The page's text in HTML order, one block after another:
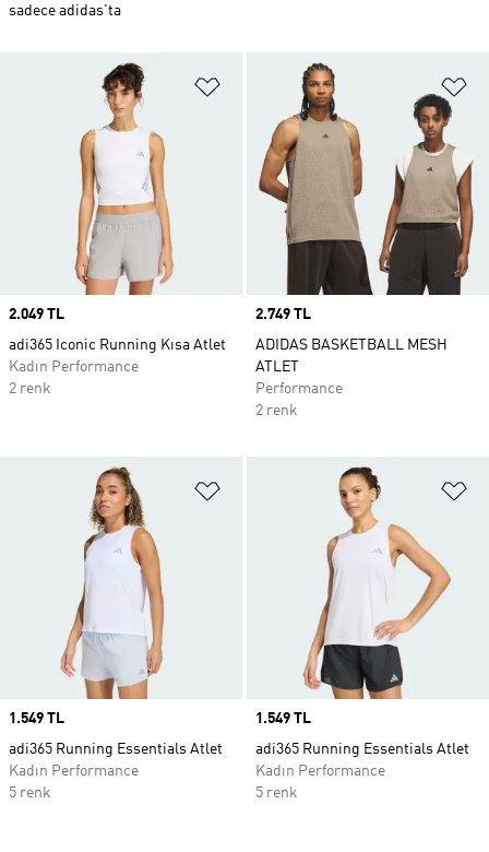
Favori Listesine Ekle
Price
2.049 TL
adi365 Iconic Running Kısa Atlet
Kadın Performance
2 renk
Price
2.749 TL
ADIDAS BASKETBALL MESH
ATLET
Performance
2 renk
Favori Listesine Ekle
Price
1.549 TL
adi365 Running Essentials Atlet
Kadın Performance
5 renk
Price
1.549 TL
adi365 Running Essentials Atlet
Kadın Performance
5 renk
sadece adidas'ta